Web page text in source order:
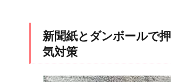
新聞紙とダンボールで
気対策